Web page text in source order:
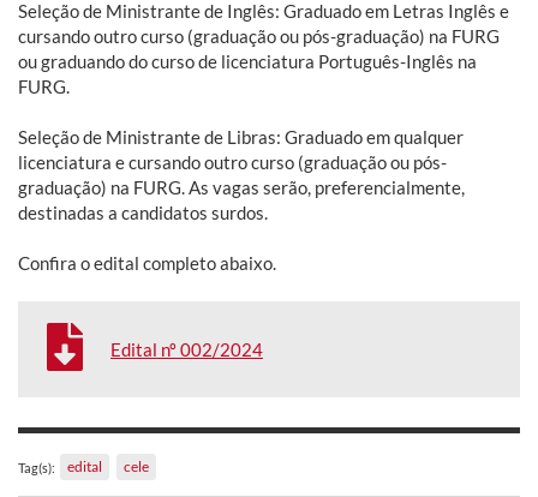
Seleção de Ministrante de Inglês: Graduado em Letras Inglês e
cursando outro curso (graduação ou pós-graduação) na FURG
ou graduando do curso de licenciatura Português-Inglês na
FURG.
Seleção de Ministrante de Libras: Graduado em qualquer
licenciatura e cursando outro curso (graduação ou pós-
graduação) na FURG. As vagas serão, preferencialmente,
destinadas a candidatos surdos.
Confira o edital completo abaixo.
Edital nº 002/2024
Tag(s): edital cele